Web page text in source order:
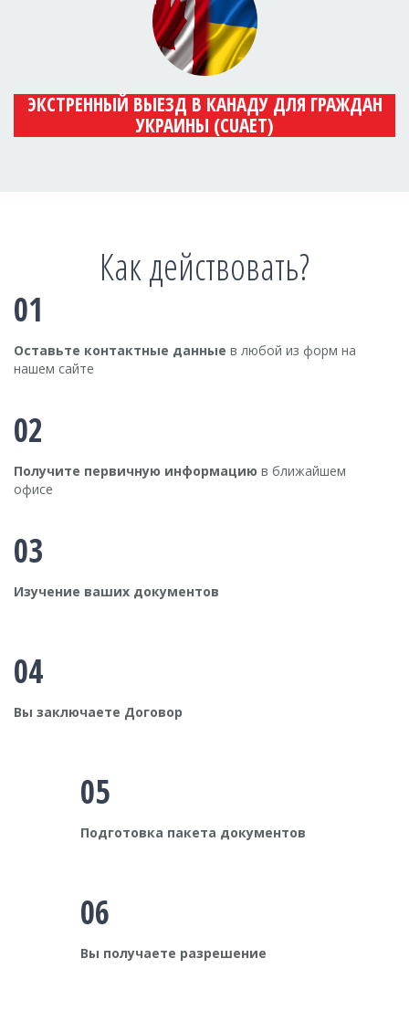
ЭКСТРЕННЫЙ ВЫЕЗД В КАНАДУ ДЛЯ ГРАЖДАН
УКРАИНЫ (CUAET)
Как действовать?
01
Оставьте контактные данные в любой из форм на
нашем сайте
02
Получите первичную информацию в ближайшем
офисе
03
Изучение ваших документов
04
Вы заключаете Договор
05
Подготовка пакета документов
06
Вы получаете разрешение